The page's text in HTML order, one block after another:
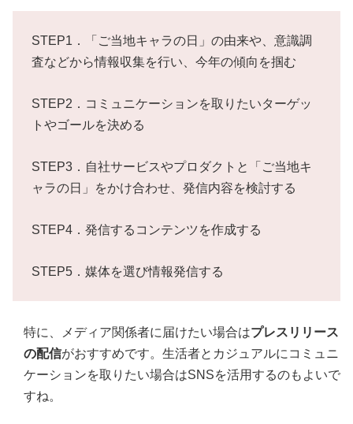
STEP1．「ご当地キャラの日」の由来や、意識調
査などから情報収集を行い、今年の傾向を掴む
STEP2．コミュニケーションを取りたいターゲッ
トやゴールを決める
STEP3．自社サービスやプロダクトと「ご当地キ
ャラの日」をかけ合わせ、発信内容を検討する
STEP4．発信するコンテンツを作成する
STEP5．媒体を選び情報発信する
特に、メディア関係者に届けたい場合はプレスリリース
の配信がおすすめです。生活者とカジュアルにコミュニ
ケーションを取りたい場合はSNSを活用するのもよいで
すね。